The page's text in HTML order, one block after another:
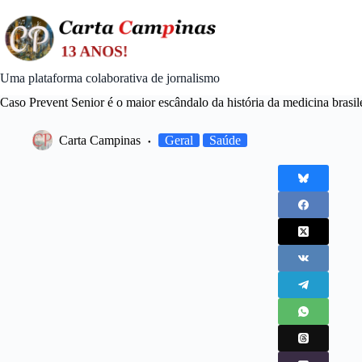
content
Uma plataforma colaborativa de jornalismo
Caso Prevent Senior é o maior escândalo da história da medicina
Carta Campinas Geral Saúde